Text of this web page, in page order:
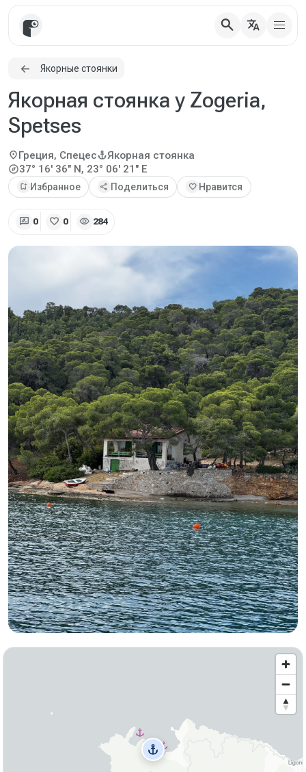
search translate
Якорные стоянки
Якорная стоянка у Zogeria,
Spetses
location_onГреция, СпецесanchorЯкорная стоянка
explore37° 16' 36" N, 23° 06' 21" E
bookmark_add Избранное share Поделиться favorite Нравится
rate_review 0 favorite 0 visibility 284
anchor